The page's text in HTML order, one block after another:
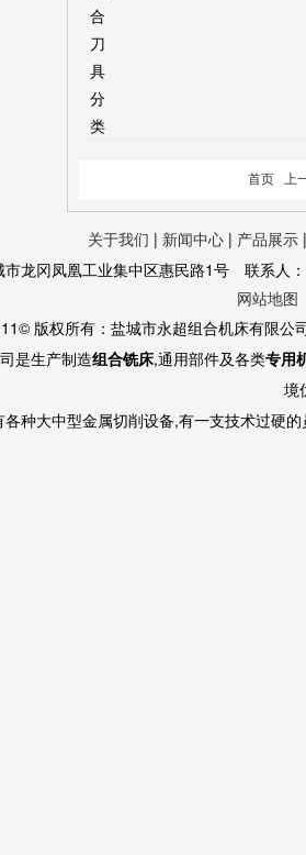
首页 上
关于我们 | 新闻中心 | 产品展示
市龙冈凤凰工业集中区惠民路1号 联系
网站地图
版权所有：盐城市永超组合机床有限
是生产制造组合铣床,通用部件及各类专用
境
各种大中型金属切削设备,有一支技术过硬